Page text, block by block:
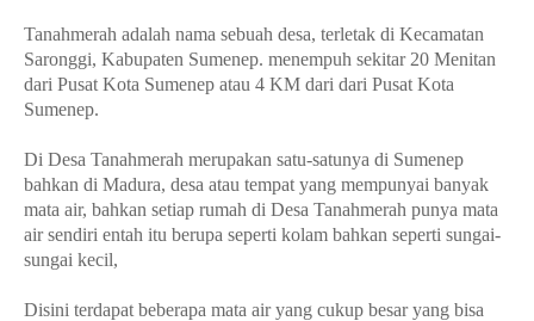
Tanahmerah adalah nama sebuah desa, terletak di Kecamatan
Saronggi, Kabupaten Sumenep. menempuh sekitar 20 Menitan
dari Pusat Kota Sumenep atau 4 KM dari dari Pusat Kota
Sumenep.
Di Desa Tanahmerah merupakan satu-satunya di Sumenep
bahkan di Madura, desa atau tempat yang mempunyai banyak
mata air, bahkan setiap rumah di Desa Tanahmerah punya mata
air sendiri entah itu berupa seperti kolam bahkan seperti sungai-
sungai kecil,
Disini terdapat beberapa mata air yang cukup besar yang bisa